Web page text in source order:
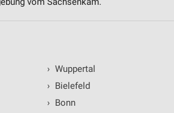
› Wuppertal
› Bielefeld
› Bonn